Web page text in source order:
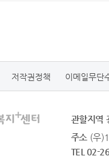
저작권정책 이메일무단
관할지역
주소 (우
TEL 02-